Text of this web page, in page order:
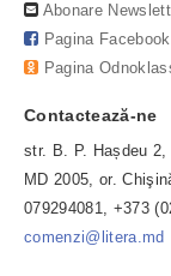
Abonare
Pagina Facebook
Pagina
Contactează-ne
str. B. P. Hașdeu 2,
MD 2005, or.
079294081, +373
comenzi@litera.md